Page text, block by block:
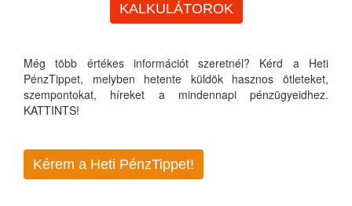
KALKULÁTOROK
Még több értékes információt szeretnél? Kérd a Heti
PénzTippet, melyben hetente küldök hasznos ötleteket,
szempontokat, híreket a mindennapi pénzügyeidhez.
KATTINTS!
Kérem a Heti PénzTippet!